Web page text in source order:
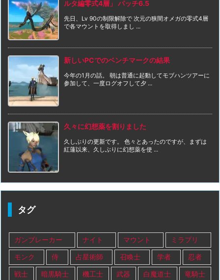
ルタ編零式4層」 パッチ6.5
先日、Lv 90の制限解除で 次元の狭間オメガの零式4層
で各マウントを取得しまし ...
新しいPCでのベンチマークの結果
今年の1月の話。 朝は普通に起動してモブハンツアーに
参加して、一度ログオフして夕 ...
久々に幻想薬を割りました
久しぶりの更新です。 色々とあったのですが、まずは
紅蓮以来、久しぶりに幻想薬を使 ...
タグ
ガンブレーカー ナイト マウント ミラプリ
モンク 侍 占星術師 召喚士 学者 忍者
戦士 暗黒騎士 機工士 武器 白魔道士 竜騎士